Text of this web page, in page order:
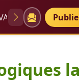
pédagogiques